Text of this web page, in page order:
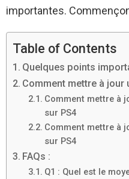
importantes.
Table of Contents
Quelques points
Comment mettre à jour
Comment mettre à
sur PS4
Comment mettre à
sur PS4
FAQs :
Q1 : Quel est le